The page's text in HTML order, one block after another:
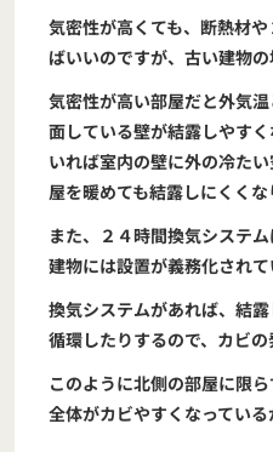
気密性が高くても、断熱材
ばいいのですが、古い建物の
気密性が高い部屋だと外気
面している壁が結露しやす
いれば室内の壁に外の冷た
屋を暖めても結露しにくくな
また、２４時間換気システ
建物には設置が義務化されて
換気システムがあれば、結
循環したりするので、カビの
このように北側の部屋に限
全体がカビやすくなっている